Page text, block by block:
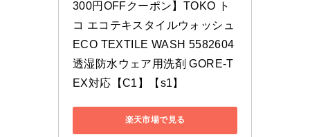
300円OFFクーポン】TOKO ト
コ エコテキスタイルウォッシュ
ECO TEXTILE WASH 5582604
透湿防水ウェア用洗剤 GORE-T
EX対応【C1】【s1】
楽天市場で見る